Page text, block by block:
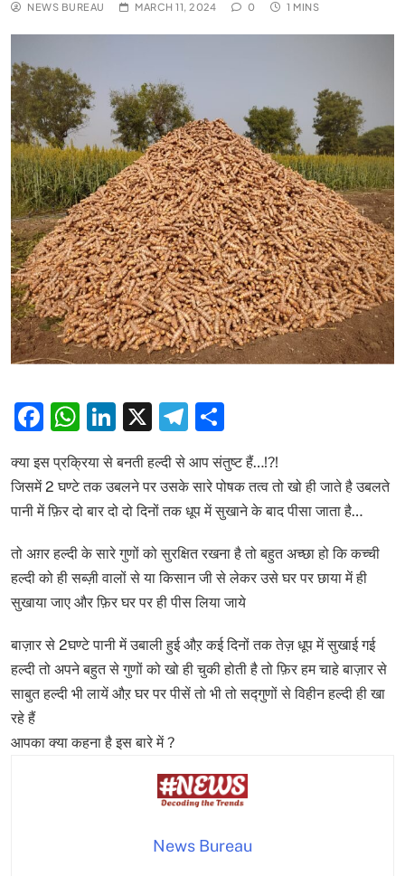
NEWS BUREAU MARCH 11, 2024 0 1 MINS
Facebook
WhatsApp
LinkedIn
X Telegram
क्या इस प्रक्रिया से बनती हल्दी से आप संतुष्ट हैं…!?!
जिसमें 2 घण्टे तक उबलने पर उसके सारे पोषक तत्व तो खो ही जाते है उबलते
पानी में फ़िर दो बार दो दो दिनों तक धूप में सुखाने के बाद पीसा जाता है…
तो अग़र हल्दी के सारे गुणों को सुरक्षित रखना है तो बहुत अच्छा हो कि कच्ची
हल्दी को ही सब्ज़ी वालों से या किसान जी से लेकर उसे घर पर छाया में ही
सुखाया जाए और फ़िर घर पर ही पीस लिया जाये
बाज़ार से 2घण्टे पानी में उबाली हुई औऱ कई दिनों तक तेज़ धूप में सुखाई गई
हल्दी तो अपने बहुत से गुणों को खो ही चुकी होती है तो फ़िर हम चाहे बाज़ार से
साबुत हल्दी भी लायें औऱ घर पर पीसें तो भी तो सद्गुणों से विहीन हल्दी ही खा
रहे हैं
आपका क्या कहना है इस बारे में ?
News Bureau